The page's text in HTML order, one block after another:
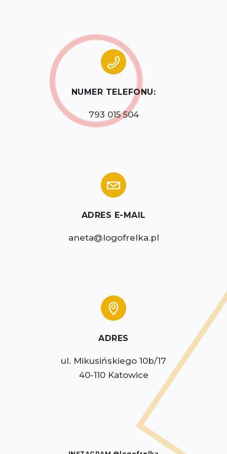
NUMER TELEFONU:
793 015 504
ADRES E-MAIL
aneta@logofrelka.pl
ADRES
ul. Mikusińskiego 10b/17
40-110 Katowice